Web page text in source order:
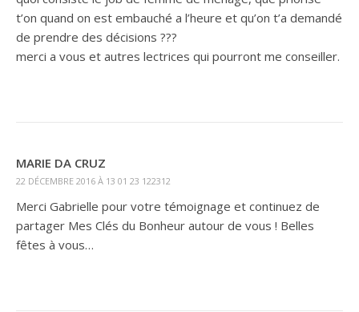
t’on quand on est embauché a l’heure et qu’on t’a demandé
de prendre des décisions ???
merci a vous et autres lectrices qui pourront me conseiller.
MARIE DA CRUZ
22 DÉCEMBRE 2016 À 13 01 23 122312
Merci Gabrielle pour votre témoignage et continuez de
partager Mes Clés du Bonheur autour de vous ! Belles
fêtes à vous…